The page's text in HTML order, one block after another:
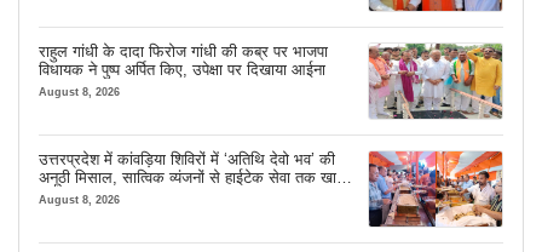
राहुल गांधी के दादा फिरोज गांधी की कब्र पर भाजपा
विधायक ने पुष्प अर्पित किए, उपेक्षा पर दिखाया आईना
August 8, 2026
उत्तरप्रदेश में कांवड़िया शिविरों में ‘अतिथि देवो भव’ की
अनूठी मिसाल, सात्विक व्यंजनों से हाईटेक सेवा तक खास
इंतजाम
August 8, 2026